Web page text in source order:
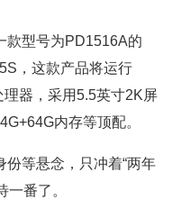
款型号为PD1516A的
，这款产品将运行
器，采用5.5英寸2K屏
内存等顶配。
等悬念，只冲着“两年
一番了。